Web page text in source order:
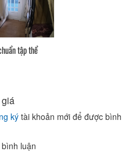
tập thể
ký tài khoản mới để được bình
luận